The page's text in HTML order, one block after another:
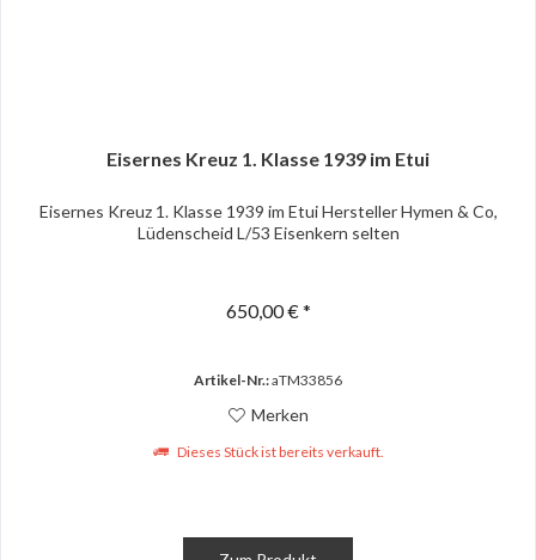
Eisernes Kreuz 1. Klasse 1939 im Etui
Eisernes Kreuz 1. Klasse 1939 im Etui Hersteller Hymen & Co,
Lüdenscheid L/53 Eisenkern selten
650,00 € *
Artikel-Nr.:aTM33856
Merken
Dieses Stück ist bereits verkauft.